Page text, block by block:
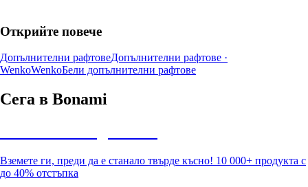
Открийте повече
Допълнителни рафтовеДопълнителни рафтове ·
WenkoWenkoБели допълнителни рафтове
Сега в Bonami
Вземете ги, преди да е станало твърде късно! 10 000+ продукта с
до 40% отстъпка